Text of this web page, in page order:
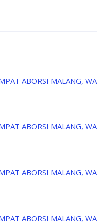
ABORSI MALANG, WA
ABORSI MALANG, WA
ABORSI MALANG, WA
ABORSI MALANG, WA